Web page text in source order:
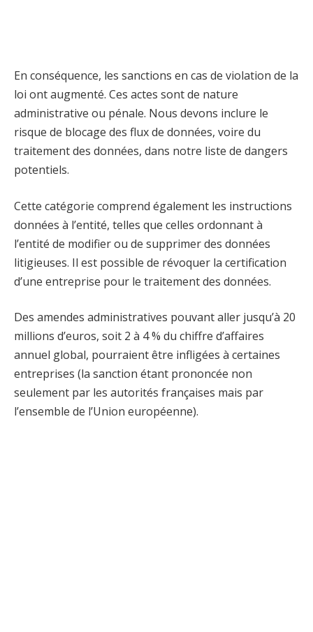
En conséquence, les sanctions en cas de violation de la
loi ont augmenté. Ces actes sont de nature
administrative ou pénale. Nous devons inclure le
risque de blocage des flux de données, voire du
traitement des données, dans notre liste de dangers
potentiels.
Cette catégorie comprend également les instructions
données à l’entité, telles que celles ordonnant à
l’entité de modifier ou de supprimer des données
litigieuses. Il est possible de révoquer la certification
d’une entreprise pour le traitement des données.
Des amendes administratives pouvant aller jusqu’à 20
millions d’euros, soit 2 à 4 % du chiffre d’affaires
annuel global, pourraient être infligées à certaines
entreprises (la sanction étant prononcée non
seulement par les autorités françaises mais par
l’ensemble de l’Union européenne).